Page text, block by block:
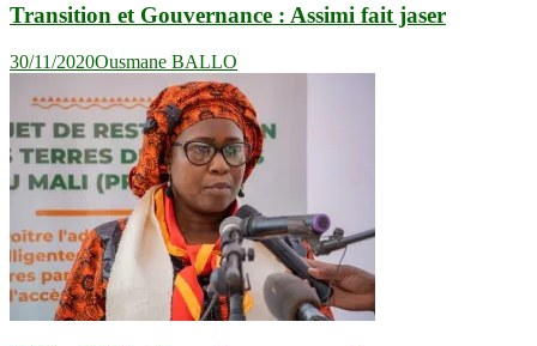
Transition et Gouvernance : Assimi fait jaser
30/11/2020Ousmane BALLO